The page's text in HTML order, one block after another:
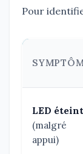
Pour
LED
(malgré
appui)